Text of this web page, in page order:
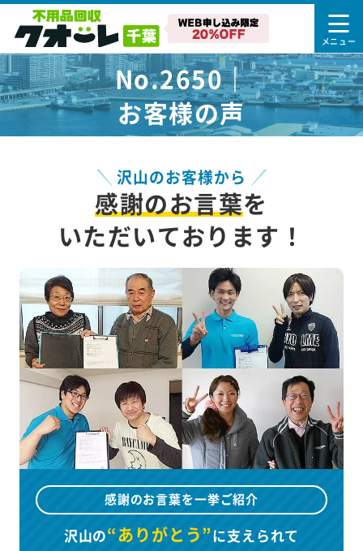
No.2650｜
お客様の声
沢山のお客様から
感謝のお言葉を
いただいております！
感謝のお言葉を一挙ご紹介
沢山の“ありがとう”に支えられて